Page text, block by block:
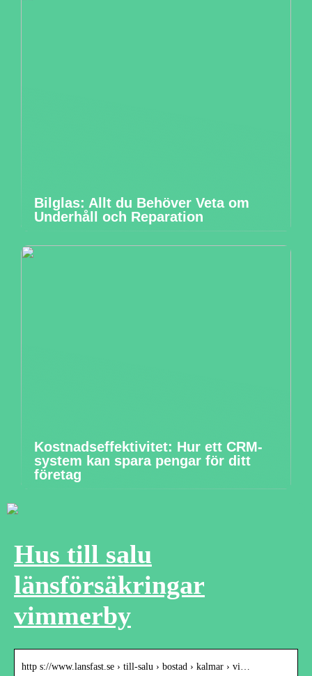
Bilglas: Allt du Behöver Veta om
Underhåll och Reparation
Kostnadseffektivitet: Hur ett CRM-
system kan spara pengar för ditt
företag
Hus till salu
länsförsäkringar
vimmerby
http s://www.lansfast.se › till-salu › bostad › kalmar › vi…